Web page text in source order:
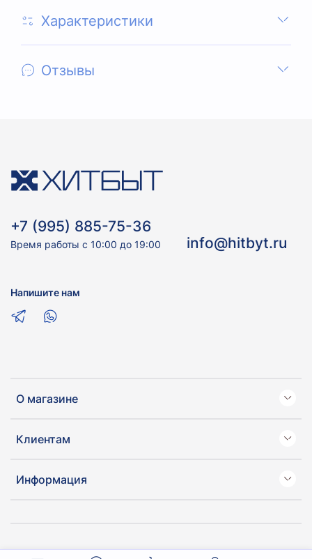
Характеристики
Отзывы
О магазине
Клиентам
Информация
+7 (995) 885-75-36
Время работы с 10:00 до 19:00 info@hitbyt.ru
Напишите нам